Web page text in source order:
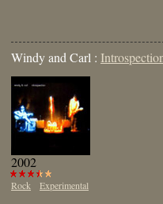
Windy and Carl :
2002
Rock Experimental